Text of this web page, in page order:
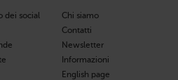
dei social
Chi siamo
Contatti
Newsletter
Informazioni
English page